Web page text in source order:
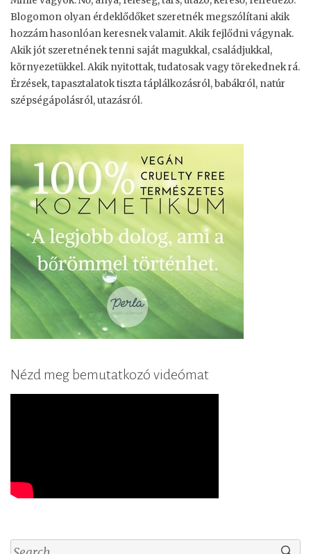
Blogomon olyan érdeklődőket szeretnék megszólítani akik
hozzám hasonlóan keresnek valamit. Akik fejlődni vágynak.
Akik jót szeretnének tenni saját magukkal, családjukkal,
környezetükkel. Akik nyitottak, tudatosak vagy törekednek rá.
Érzések, tapasztalatok tiszta táplálkozásról, babákról, natúr
szépségápolásról, utazásról.
Nézd meg bemutatkozó videómat
S